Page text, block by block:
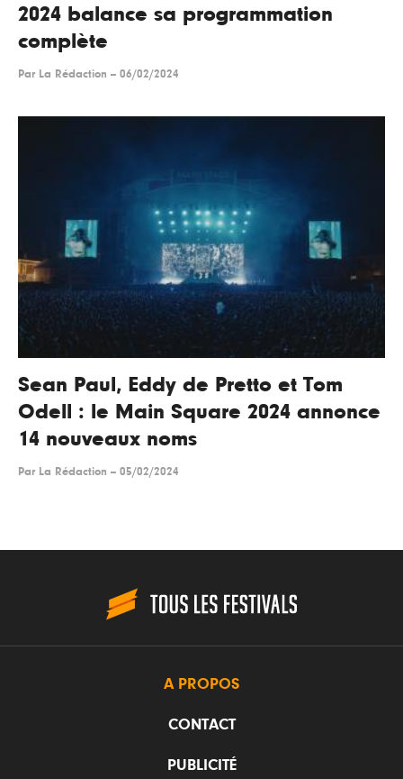
2024 balance sa programmation
complète
Par La Rédaction -- 06/02/2024
Sean Paul, Eddy de Pretto et Tom
Odell : le Main Square 2024 annonce
14 nouveaux noms
Par La Rédaction -- 05/02/2024
A PROPOS
CONTACT
PUBLICITÉ